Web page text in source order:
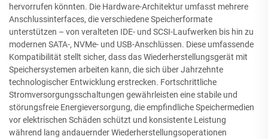
hervorrufen könnten. Die Hardware-Architektur umfasst mehrere
Anschlussinterfaces, die verschiedene Speicherformate
unterstützen – von veralteten IDE- und SCSI-Laufwerken bis hin zu
modernen SATA-, NVMe- und USB-Anschlüssen. Diese umfassende
Kompatibilität stellt sicher, dass das Wiederherstellungsgerät mit
Speichersystemen arbeiten kann, die sich über Jahrzehnte
technologischer Entwicklung erstrecken. Fortschrittliche
Stromversorgungsschaltungen gewährleisten eine stabile und
störungsfreie Energieversorgung, die empfindliche Speichermedien
vor elektrischen Schäden schützt und konsistente Leistung
während lang andauernder Wiederherstellungsoperationen